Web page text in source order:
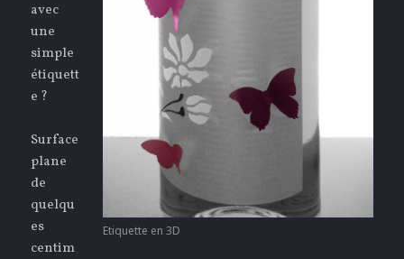
Etiquette en 3D
avec
une
simple
étiquett
e ?
Surface
plane
de
quelqu
es
centim